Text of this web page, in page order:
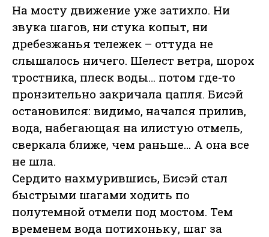
На мосту движение уже затихло. Ни
звука шагов, ни стука копыт, ни
дребезжанья тележек – оттуда не
слышалось ничего. Шелест ветра, шорох
тростника, плеск воды… потом где-то
пронзительно закричала цапля. Бисэй
остановился: видимо, начался прилив,
вода, набегающая на илистую отмель,
сверкала ближе, чем раньше… А она все
не шла.
Сердито нахмурившись, Бисэй стал
быстрыми шагами ходить по
полутемной отмели под мостом. Тем
временем вода потихоньку, шаг за